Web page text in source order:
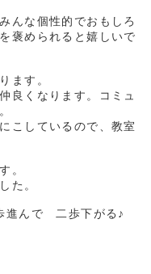
んな個性的でおもしろ
褒められると嬉しいで
ます。
良くなります。コミュ
こしているので、教室
。
た。
進んで 二歩下がる♪